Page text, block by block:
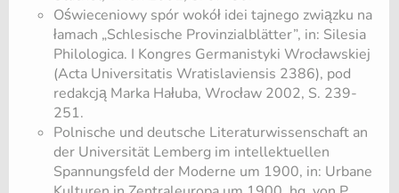
Oświeceniowy spór wokół idei tajnego związku na
łamach „Schlesische Provinzialblätter”, in: Silesia
Philologica. I Kongres Germanistyki Wrocławskiej
(Acta Universitatis Wratislaviensis 2386), pod
redakcją Marka Hałuba, Wrocław 2002, S. 239-
251.
Polnische und deutsche Literaturwissenschaft an
der Universität Lemberg im intellektuellen
Spannungsfeld der Moderne um 1900, in: Urbane